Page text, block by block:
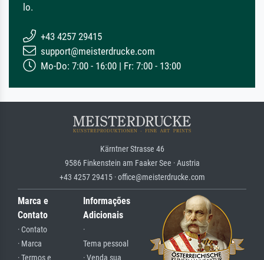
lo.
+43 4257 29415
support@meisterdrucke.com
Mo-Do: 7:00 - 16:00 | Fr: 7:00 - 13:00
Kärntner Strasse 46
9586 Finkenstein am Faaker See · Austria
+43 4257 29415 · office@meisterdrucke.com
Marca e
Contato
· Contato
· Marca
· Termos e
Informações
Adicionais
·
Tema pessoal
· Venda sua